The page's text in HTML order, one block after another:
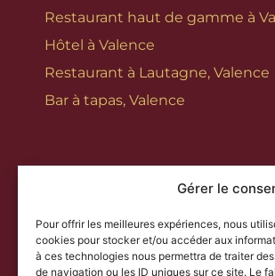
Gérer le
Pour offrir les meilleures expériences, nous
cookies pour stocker et/ou accéder aux
à ces technologies nous permettra de traiter
de navigation ou les ID uniques sur ce site. Le
Restaurant haut de gamme à
Hôtel à Valence
Restaurant à Lautagne, Valence
Bar à tapas, Valence